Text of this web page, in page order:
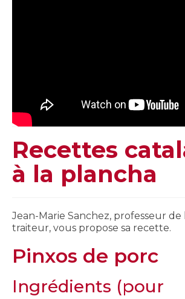
Recettes
à la plancha
Jean-Marie Sanchez, professeur de
traiteur, vous propose sa recette.
Pinxos de porc
Ingrédients (pour